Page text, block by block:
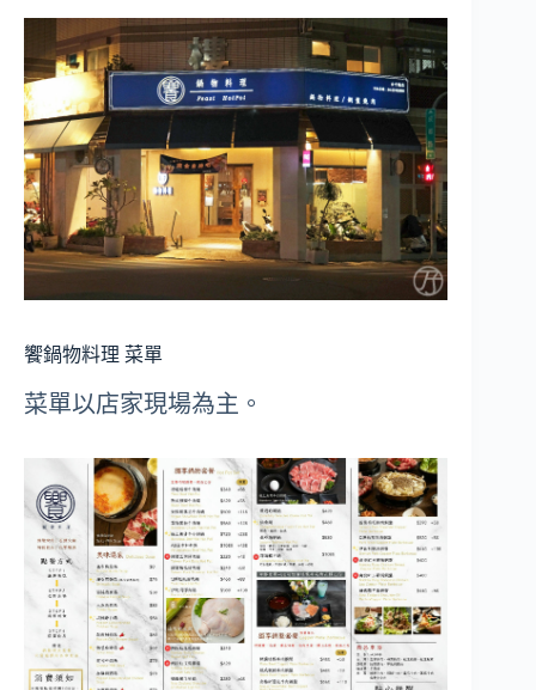
饗鍋物料理 菜單
菜單以店家現場為主。